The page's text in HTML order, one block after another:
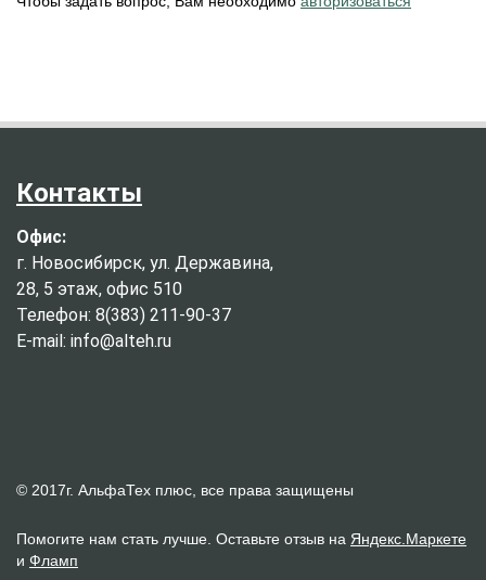
Контакты
Офис:
г. Новосибирск, ул. Державина,
28, 5 этаж, офис 510
Телефон: 8(383) 211-90-37
E-mail: info@alteh.ru
© 2017г. АльфаТех плюс, все права защищены
Помогите нам стать лучше. Оставьте отзыв на Яндекс.Маркете
и Фламп